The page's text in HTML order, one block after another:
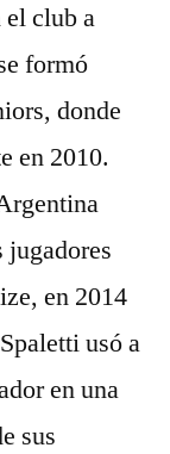
club a
formó
donde
en 2010.
jugadores
en 2014
usó a
en una
sus